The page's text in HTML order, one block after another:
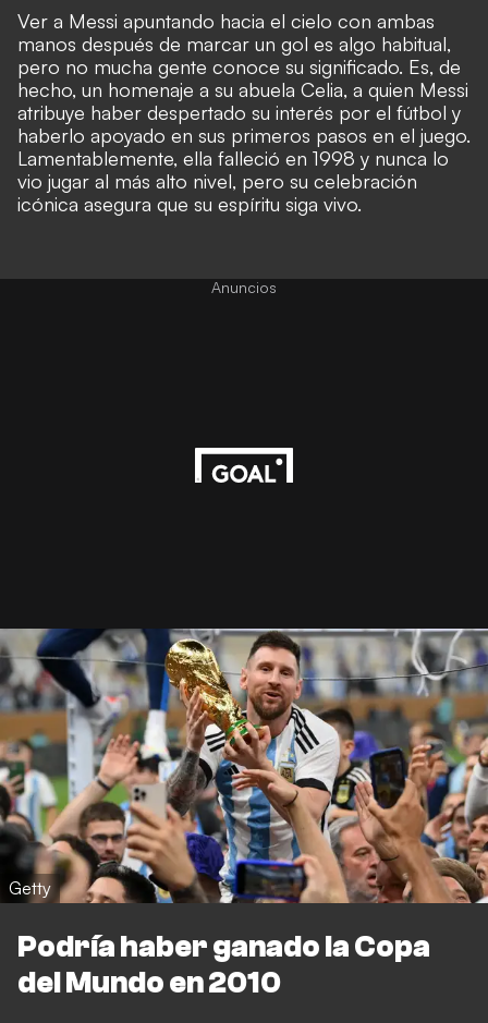
Ver a Messi apuntando hacia el cielo con ambas
manos después de marcar un gol es algo habitual,
pero no mucha gente conoce su significado. Es, de
hecho, un homenaje a su abuela Celia, a quien Messi
atribuye haber despertado su interés por el fútbol y
haberlo apoyado en sus primeros pasos en el juego.
Lamentablemente, ella falleció en 1998 y nunca lo
vio jugar al más alto nivel, pero su celebración
icónica asegura que su espíritu siga vivo.
Anuncios
Getty
Podría haber ganado la Copa
del Mundo en 2010